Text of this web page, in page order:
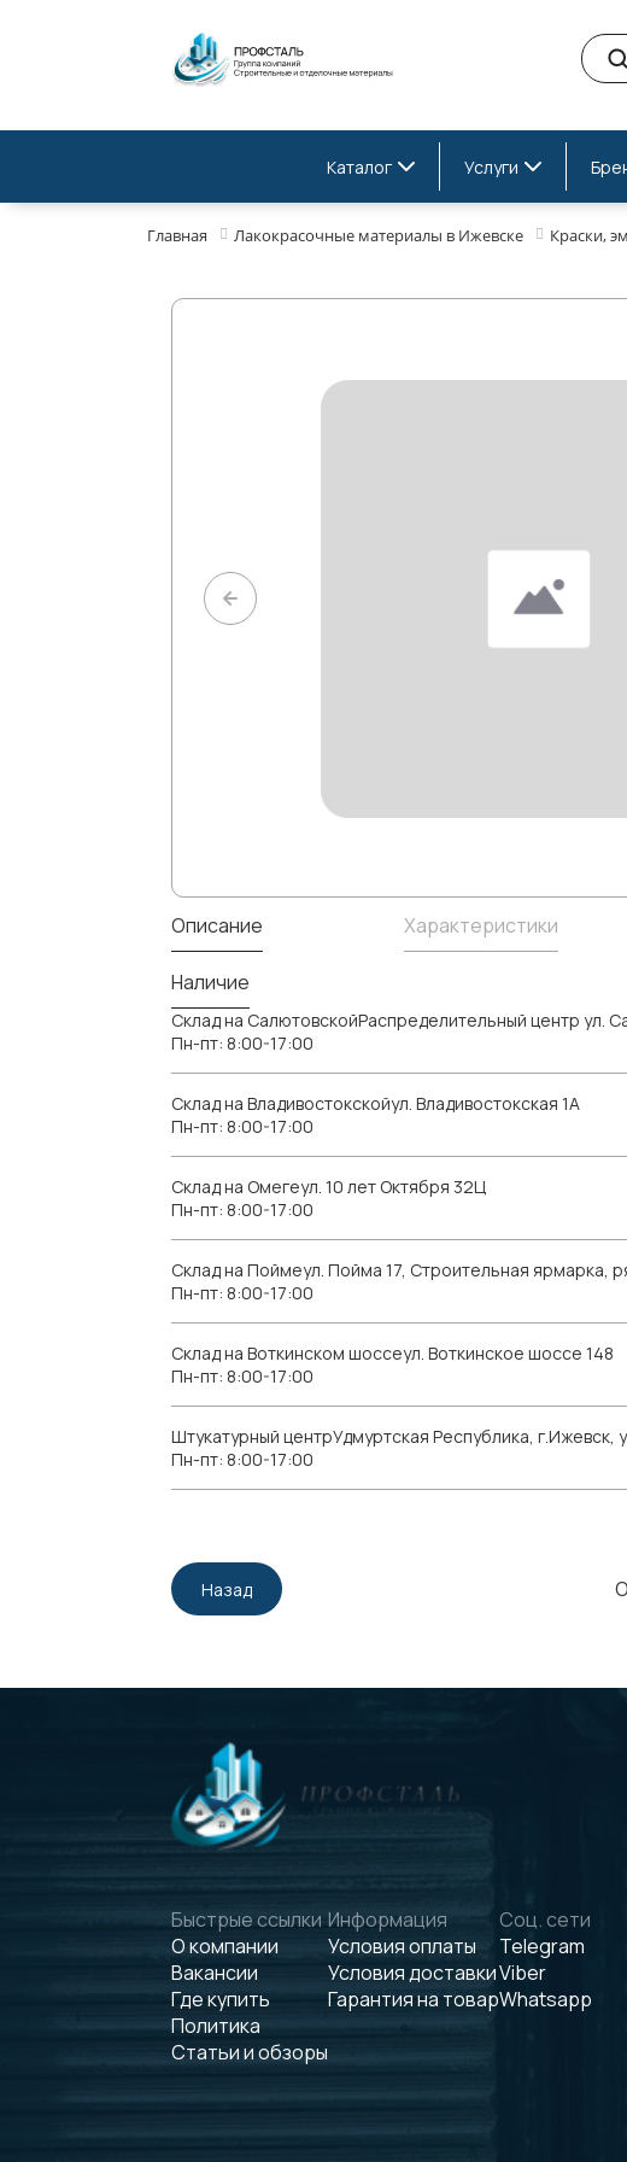
Каталог Услуги
Главная Лакокрасочные материалы в Ижевске Краски,
Описание Характеристики
Наличие
Склад на СалютовскойРаспределительный центр ул.
Пн-пт: 8:00-17:00
Склад на Владивостокскойул. Владивостокская 1А
Пн-пт: 8:00-17:00
Склад на Омегеул. 10 лет Октября 32Ц
Пн-пт: 8:00-17:00
Склад на Поймеул. Пойма 17, Строительная ярмарка,
Пн-пт: 8:00-17:00
Склад на Воткинском шоссеул. Воткинское шоссе 148
Пн-пт: 8:00-17:00
Штукатурный центрУдмуртская Республика, г.Ижевск,
Пн-пт: 8:00-17:00
Назад
Быстрые ссылки
О компании
Вакансии
Где купить
Политика
Статьи и обзоры
Информация
Условия оплаты
Условия доставки
Гарантия на товар
Соц. сети
Telegram
Viber
Whatsapp